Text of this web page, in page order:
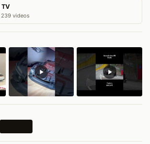
TV
239 videos